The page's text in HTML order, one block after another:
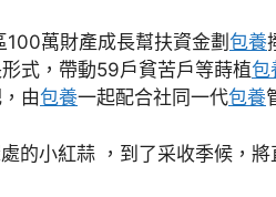
萬財產成長幫扶資金劃包養
式，帶動59戶貧苦戶等蒔植包
由包養一起配合社同一代包養
的小紅蒜 ，到了采收季候，將